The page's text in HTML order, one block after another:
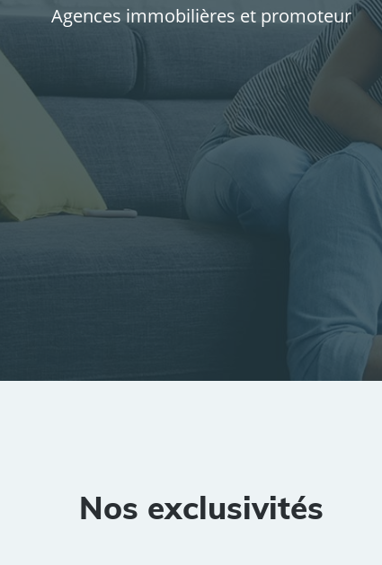
Agences immobilières et promoteur
ESTIMATION DE MON BIEN
Rayon Budget
Nos exclusivités